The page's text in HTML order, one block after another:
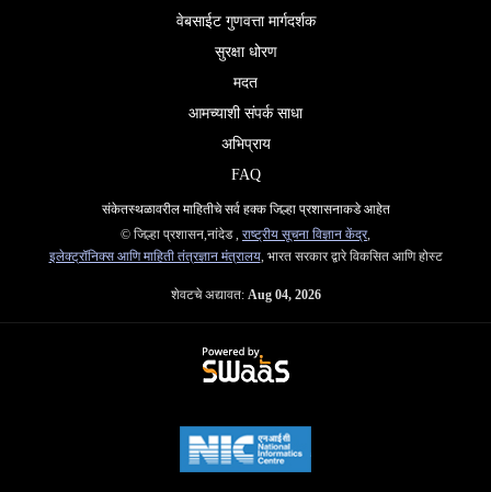
वेबसाईट गुणवत्ता मार्गदर्शक
सुरक्षा धोरण
मदत
आमच्याशी संपर्क साधा
अभिप्राय
FAQ
संकेतस्थळावरील माहितीचे सर्व हक्क जिल्हा प्रशासनाकडे आहेत
© जिल्हा प्रशासन,नांदेड , राष्ट्रीय सूचना विज्ञान केंद्र,
इलेक्ट्रॉनिक्स आणि माहिती तंत्रज्ञान मंत्रालय, भारत सरकार द्वारे विकसित आणि होस्ट
शेवटचे अद्यावत: Aug 04, 2026